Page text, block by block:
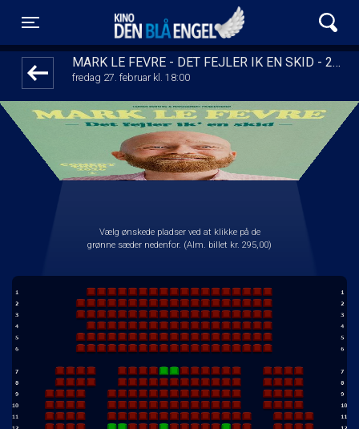
Toggle navigation
Kino Den Blå Engel
MARK LE FEVRE - DET FEJLER IK EN SKID - 2026
fredag 27. februar kl. 18:00
Vælg ønskede pladser ved at klikke på de
grønne sæder nedenfor. (Alm. billet kr. 295,00)
1step-front02 021302